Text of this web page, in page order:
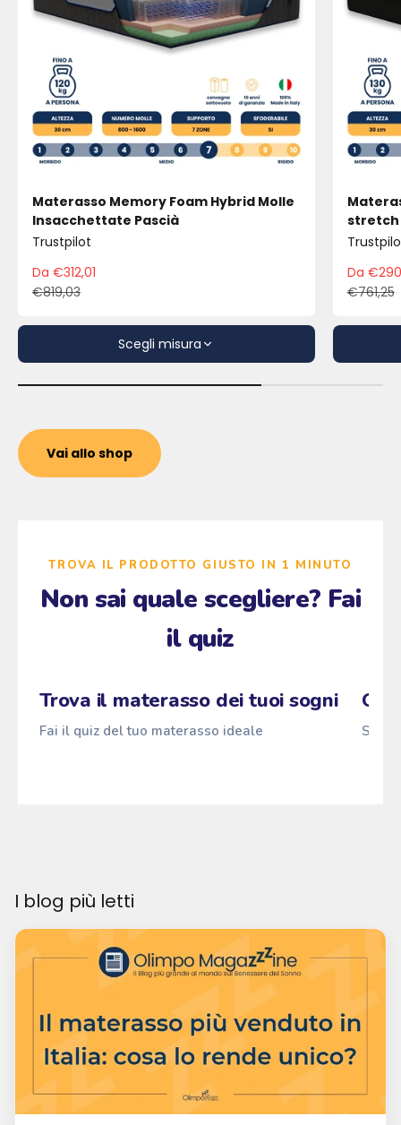
Materasso Memory Foam Hybrid Molle
Insacchettate Pascià
Trustpilot
Prezzo scontato
Da €312,01
Prezzo
€819,03
Scegli misura
stretch
Da
€761,25
Vai allo shop
TROVA IL PRODOTTO GIUSTO IN 1 MINUTO
Non sai quale scegliere? Fai
il quiz
Trova il materasso dei tuoi sogni
Fai il quiz del tuo materasso ideale
I blog più letti